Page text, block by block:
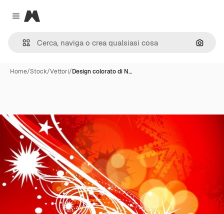
Close menu
Magnific
Cerca
Home/Stock/Vettori/Design colorato di N…